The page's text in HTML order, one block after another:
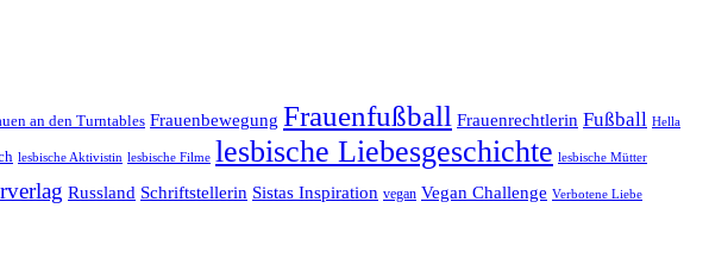
an den Turntables Frauenbewegung Frauenfußball Frauenrechtlerin Fußball Hella
lesbische Aktivistin lesbische Filme lesbische Liebesgeschichte lesbische Mütter
Russland Schriftstellerin Sistas Inspiration vegan Vegan Challenge Verbotene Liebe